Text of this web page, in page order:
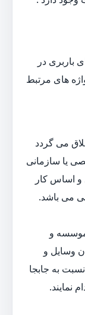
باربری در
های مرتبط
می گردد
یا سازمانی
و اساس کار
می باشد.
و
وسایل و
به جابجا
نمایند.